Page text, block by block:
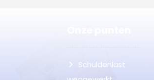
Schuldenlast